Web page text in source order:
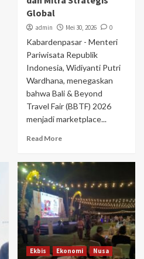
Global
admin Mei 30, 2026 0
Kabardenpasar - Menteri
Pariwisata Republik
Indonesia, Widiyanti Putri
Wardhana, menegaskan
bahwa Bali & Beyond
Travel Fair (BBTF) 2026
menjadi marketplace...
Read More
Ekbis Ekonomi
Nusa